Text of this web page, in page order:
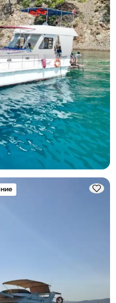
Новая лодка
на борту и топливо
цену и наличие